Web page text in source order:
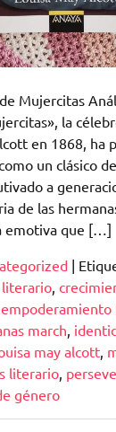
Mujercitas
la
en 1868, ha
un clásico
a
de las
emotiva que […]
|
literario
march
may alcott
literario
género